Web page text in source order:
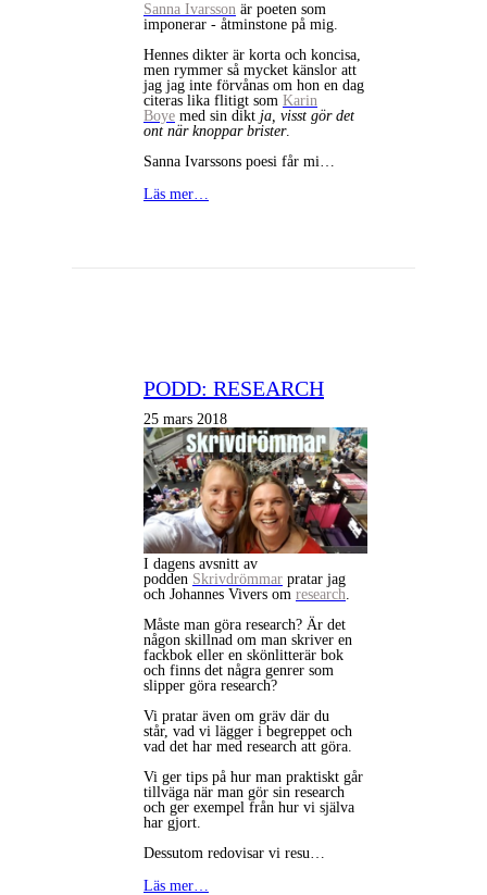
Sanna Ivarsson är poeten som
imponerar - åtminstone på mig.
Hennes dikter är korta och koncisa,
men rymmer så mycket känslor att
jag jag inte förvånas om hon en dag
citeras lika flitigt som Karin
Boye med sin dikt ja, visst gör det
ont när knoppar brister.
Sanna Ivarssons poesi får mi…
Läs mer…
PODD: RESEARCH
25 mars 2018
I dagens avsnitt av
podden Skrivdrömmar pratar jag
och Johannes Vivers om research
Måste man göra research? Är det
någon skillnad om man skriver en
fackbok eller en skönlitterär bok
och finns det några genrer som
slipper göra research?
Vi pratar även om gräv där du
står, vad vi lägger i begreppet och
vad det har med research att göra.
Vi ger tips på hur man praktiskt går
tillväga när man gör sin research
och ger exempel från hur vi själva
har gjort.
Dessutom redovisar vi resu…
Läs mer…